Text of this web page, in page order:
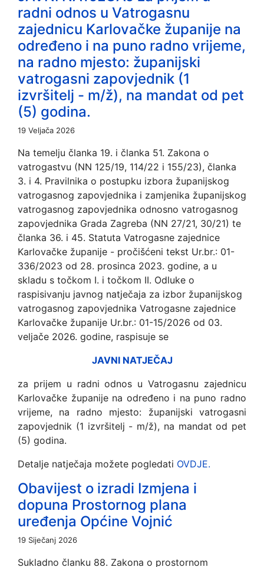
radni odnos u Vatrogasnu
zajednicu Karlovačke županije na
određeno i na puno radno vrijeme,
na radno mjesto: županijski
vatrogasni zapovjednik (1
izvršitelj - m/ž), na mandat od pet
(5) godina.
19 Veljača 2026
Na temelju članka 19. i članka 51. Zakona o
vatrogastvu (NN 125/19, 114/22 i 155/23), članka
3. i 4. Pravilnika o postupku izbora županijskog
vatrogasnog zapovjednika i zamjenika županijskog
vatrogasnog zapovjednika odnosno vatrogasnog
zapovjednika Grada Zagreba (NN 27/21, 30/21) te
članka 36. i 45. Statuta Vatrogasne zajednice
Karlovačke županije - pročišćeni tekst Ur.br.: 01-
336/2023 od 28. prosinca 2023. godine, a u
skladu s točkom I. i točkom II. Odluke o
raspisivanju javnog natječaja za izbor županijskog
vatrogasnog zapovjednika Vatrogasne zajednice
Karlovačke županije Ur.br.: 01-15/2026 od 03.
veljače 2026. godine, raspisuje se
JAVNI NATJEČAJ
za prijem u radni odnos u Vatrogasnu zajednicu
Karlovačke županije na određeno i na puno radno
vrijeme, na radno mjesto: županijski vatrogasni
zapovjednik (1 izvršitelj - m/ž), na mandat od pet
(5) godina.
Detalje natječaja možete pogledati OVDJE.
Obavijest o izradi Izmjena i
dopuna Prostornog plana
uređenja Općine Vojnić
19 Siječanj 2026
Sukladno članku 88. Zakona o prostornom